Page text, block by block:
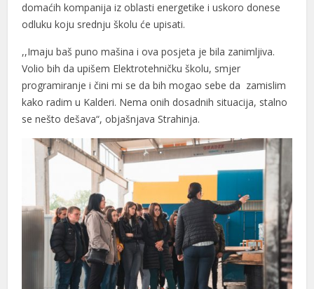
domaćih kompanija iz oblasti energetike i uskoro donese
odluku koju srednju školu će upisati.
,,Imaju baš puno mašina i ova posjeta je bila zanimljiva.
Volio bih da upišem Elektrotehničku školu, smjer
programiranje i čini mi se da bih mogao sebe da zamislim
kako radim u Kalderi. Nema onih dosadnih situacija, stalno
se nešto dešava“, objašnjava Strahinja.